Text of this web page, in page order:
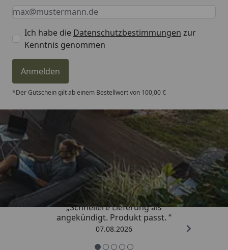
Keine Eingabe erforderlich
Eingabe erforderlich
E-Mail *
Ich habe die Datenschutzbestimmungen zur
Kenntnis genommen
Anmelden
*Der Gutschein gilt ab einem Bestellwert von 100,00 €
Trusted Shops
4,81/ 5
„Schnellere Lieferung als
angekündigt. Produkt passt. “
07.08.2026